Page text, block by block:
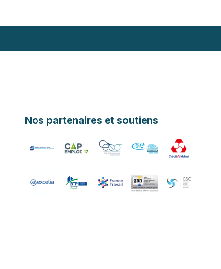
Nos partenaires et soutiens